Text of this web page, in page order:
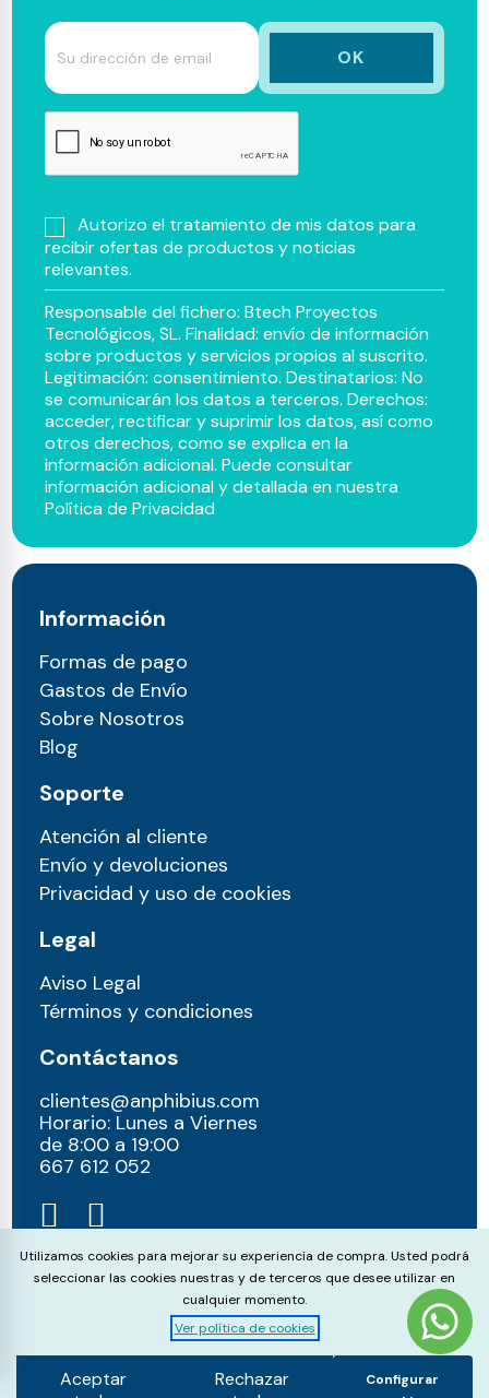
Autorizo el tratamiento de mis datos para
recibir ofertas de productos y noticias
relevantes.
Responsable del fichero: Btech Proyectos
Tecnológicos, SL. Finalidad: envío de información
sobre productos y servicios propios al suscrito.
Legitimación: consentimiento. Destinatarios: No
se comunicarán los datos a terceros. Derechos:
acceder, rectificar y suprimir los datos, así como
otros derechos, como se explica en la
información adicional. Puede consultar
información adicional y detallada en nuestra
Política de Privacidad
Información
Formas de pago
Gastos de Envío
Sobre Nosotros
Blog
Soporte
Atención al cliente
Envío y devoluciones
Privacidad y uso de cookies
Legal
Aviso Legal
Términos y condiciones
Contáctanos
clientes@anphibius.com
Horario: Lunes a Viernes
de 8:00 a 19:00
667 612 052​
© anphibius, 2026
Pago 100% seguros con:
Cookie Consent
Utilizamos cookies para mejorar su experiencia de compra. Usted podrá
seleccionar las cookies nuestras y de terceros que desee utilizar en
cualquier momento.
Ver política de cookies
Aceptar
Rechazar
Configurar